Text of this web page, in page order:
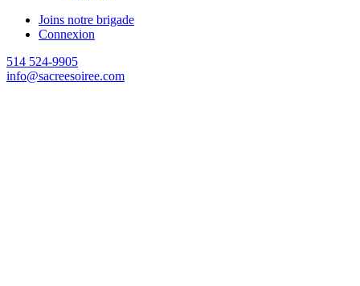
Joins notre brigade
Connexion
514 524-9905
info@sacreesoiree.com